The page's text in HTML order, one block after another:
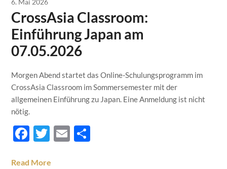
6. Mai 2026
CrossAsia Classroom:
Einführung Japan am
07.05.2026
Morgen Abend startet das Online-Schulungsprogramm im
CrossAsia Classroom im Sommersemester mit der
allgemeinen Einführung zu Japan. Eine Anmeldung ist nicht
nötig.
Facebook
Twitter
Email
Read More